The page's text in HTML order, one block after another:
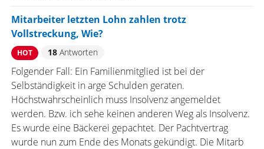
Mitarbeiter letzten Lohn zahlen trotz
Vollstreckung, Wie?
HOT 18Antworten
Folgender Fall: Ein Familienmitglied ist bei der
Selbständigkeit in arge Schulden geraten.
Höchstwahrscheinlich muss Insolvenz angemeldet
werden. Bzw. ich sehe keinen anderen Weg als Insolvenz.
Es wurde eine Bäckerei gepachtet. Der Pachtvertrag
wurde nun zum Ende des Monats gekündigt. Die Mitarb